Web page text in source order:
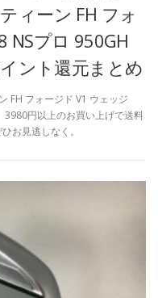
ィーン FH フォ
NSプロ 950GH
ント還元まとめ
FH フォージド V1 ウェッジ
3980円以上のお買い上げで送料
お見逃しなく。